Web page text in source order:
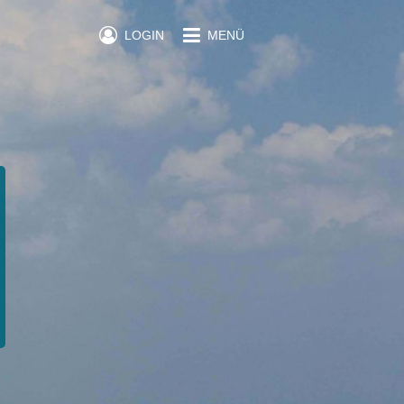
MENÜ
LOGIN